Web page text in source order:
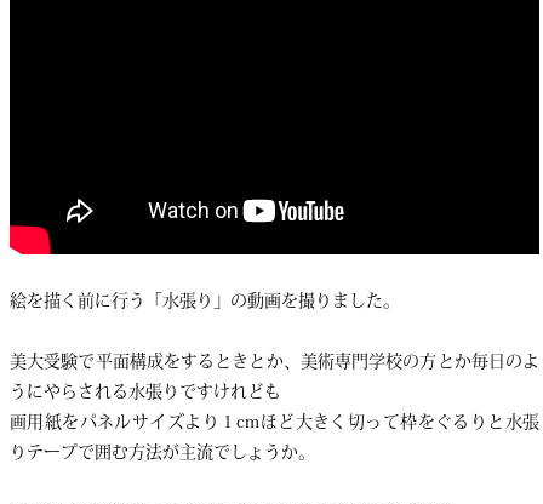
絵を描く前に行う「水張り」の動画を撮りました。
美大受験で平面構成をするときとか、美術専門学校の方とか毎日のよ
うにやらされる水張りですけれども
画用紙をパネルサイズより１cmほど大きく切って枠をぐるりと水張
りテープで囲む方法が主流でしょうか。